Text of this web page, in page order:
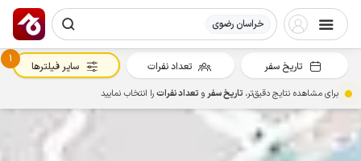
خراسان رضوی
تاریخ سفر تعداد نفرات
1
سایر فیلترها
برای مشاهده نتایج دقیق‌تر، تاریخ سفرو تعداد نفراترا انتخاب نمایید